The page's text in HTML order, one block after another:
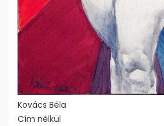
Kovács Béla
Cím nélkül